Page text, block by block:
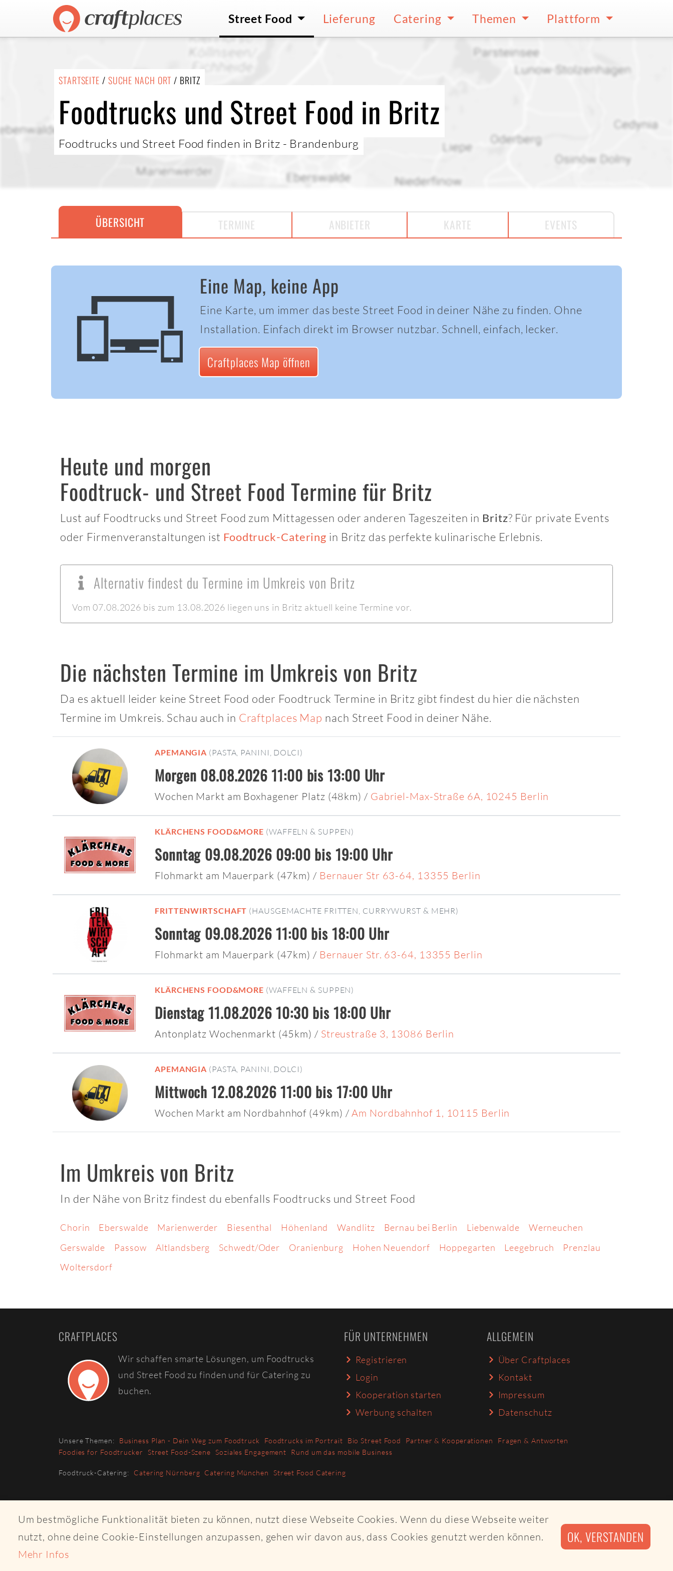
Um bestmögliche Funktionalität bieten zu können, nutzt diese Webseite Cookies. Wenn du diese Webseite weiter
nutzt, ohne deine Cookie-Einstellungen anzupassen, gehen wir davon aus, dass Cookies genutzt werden können.
Mehr Infos
OK, VERSTANDEN
Street Food Lieferung Catering Themen Plattform
STARTSEITE / SUCHE NACH ORT / BRITZ
Foodtrucks und Street Food in Britz
Foodtrucks und Street Food finden in Britz - Brandenburg
ÜBERSICHT TERMINE ANBIETER KARTE EVENTS
Eine Map, keine App
Eine Karte, um immer das beste Street Food in deiner Nähe zu finden. Ohne
Installation. Einfach direkt im Browser nutzbar. Schnell, einfach, lecker.
Craftplaces Map öffnen
Heute und morgen
Foodtruck- und Street Food Termine für Britz
Lust auf Foodtrucks und Street Food zum Mittagessen oder anderen Tageszeiten in Britz? Für private Events
oder Firmenveranstaltungen ist Foodtruck-Catering in Britz das perfekte kulinarische Erlebnis.
Alternativ findest du Termine im Umkreis von Britz
Vom 07.08.2026 bis zum 13.08.2026 liegen uns in Britz aktuell keine Termine vor.
Die nächsten Termine im Umkreis von Britz
Da es aktuell leider keine Street Food oder Foodtruck Termine in Britz gibt findest du hier die nächsten
Termine im Umkreis. Schau auch in Craftplaces Map nach Street Food in deiner Nähe.
APEMANGIA (PASTA, PANINI, DOLCI)
Morgen 08.08.2026 11:00 bis 13:00 Uhr
Wochen Markt am Boxhagener Platz (48km) / Gabriel-Max-Straße 6A, 10245 Berlin
KLÄRCHENS FOOD&MORE (WAFFELN & SUPPEN)
Sonntag 09.08.2026 09:00 bis 19:00 Uhr
Flohmarkt am Mauerpark (47km) / Bernauer Str 63-64, 13355 Berlin
FRITTENWIRTSCHAFT (HAUSGEMACHTE FRITTEN, CURRYWURST & MEHR)
Sonntag 09.08.2026 11:00 bis 18:00 Uhr
Flohmarkt am Mauerpark (47km) / Bernauer Str. 63-64, 13355 Berlin
KLÄRCHENS FOOD&MORE (WAFFELN & SUPPEN)
Dienstag 11.08.2026 10:30 bis 18:00 Uhr
Antonplatz Wochenmarkt (45km) / Streustraße 3, 13086 Berlin
APEMANGIA (PASTA, PANINI, DOLCI)
Mittwoch 12.08.2026 11:00 bis 17:00 Uhr
Wochen Markt am Nordbahnhof (49km) / Am Nordbahnhof 1, 10115 Berlin
Im Umkreis von Britz
In der Nähe von Britz findest du ebenfalls Foodtrucks und Street Food
Chorin Eberswalde Marienwerder Biesenthal Höhenland Wandlitz Bernau bei Berlin Liebenwalde
Werneuchen
Gerswalde
Passow Altlandsberg Schwedt/Oder Oranienburg Hohen Neuendorf Hoppegarten Leegebruch
Prenzlau
Woltersdorf
CRAFTPLACES
Wir schaffen smarte Lösungen, um Foodtrucks
und Street Food zu finden und für Catering zu
buchen.
FÜR UNTERNEHMEN
Registrieren
Login
Kooperation starten
Werbung schalten
ALLGEMEIN
Über Craftplaces
Kontakt
Impressum
Datenschutz
Unsere Themen: Business Plan - Dein Weg zum Foodtruck Foodtrucks im Portrait Bio Street Food Partner & Kooperationen
Fragen & Antworten
Foodies for Foodtrucker
Street Food-Szene Soziales Engagement Rund um das mobile Business
Foodtruck-Catering: Catering Nürnberg Catering München Street Food Catering